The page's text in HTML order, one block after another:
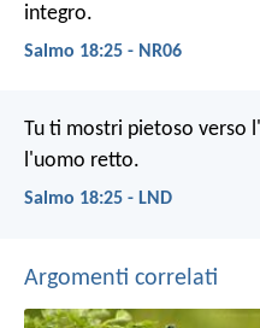
integro.
Salmo 18:25 - NR06
Tu ti mostri pietoso verso
l'uomo retto.
Salmo 18:25 - LND
Argomenti correlati